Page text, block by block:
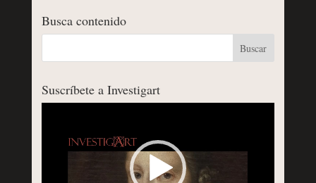
Busca contenido
Suscríbete a Investigart